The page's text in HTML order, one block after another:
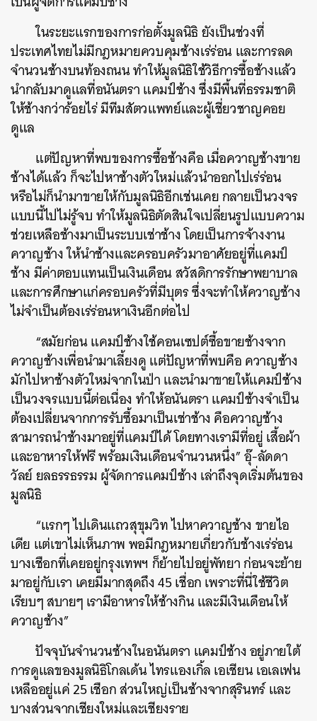
ในระยะแรกของการก่อตั้งมูลนิธิ ยังเป็นช่วงที่
ประเทศไทยไม่มีกฎหมายควบคุมช้างเร่ร่อน และการลด
จำนวนช้างบนท้องถนน ทำให้มูลนิธิใช้วิธีการซื้อช้างแล้ว
นำกลับมาดูแลที่อนันตรา แคมป์ช้าง ซึ่งมีพื้นที่ธรรมชาติ
ให้ช้างกว่าร้อยไร่ มีทีมสัตวแพทย์และผู้เชี่ยวชาญคอย
ดูแล
แต่ปัญหาที่พบของการซื้อช้างคือ เมื่อควาญช้างขาย
ช้างได้แล้ว ก็จะไปหาช้างตัวใหม่แล้วนำออกไปเร่ร่อน
หรือไม่ก็นำมาขายให้กับมูลนิธิอีกเช่นเคย กลายเป็นวงจร
แบบนี้ไปไม่รู้จบ ทำให้มูลนิธิตัดสินใจเปลี่ยนรูปแบบความ
ช่วยเหลือช้างมาเป็นระบบเช่าช้าง โดยเป็นการจ้างงาน
ควาญช้าง ให้นำช้างและครอบครัวมาอาศัยอยู่ที่แคมป์
ช้าง มีค่าตอบแทนเป็นเงินเดือน สวัสดิการรักษาพยาบาล
และการศึกษาแก่ครอบครัวที่มีบุตร ซึ่งจะทำให้ควาญช้าง
ไม่จำเป็นต้องเร่ร่อนหาเงินอีกต่อไป
“สมัยก่อน แคมป์ช้างใช้คอนเซปต์ซื้อขายช้างจาก
ควาญช้างเพื่อนำมาเลี้ยงดู แต่ปัญหาที่พบคือ ควาญช้าง
มักไปหาช้างตัวใหม่จากในป่า และนำมาขายให้แคมป์ช้าง
เป็นวงจรแบบนี้ต่อเนื่อง ทำให้อนันตรา แคมป์ช้างจำเป็น
ต้องเปลี่ยนจากการรับซื้อมาเป็นเช่าช้าง คือควาญช้าง
สามารถนำช้างมาอยู่ที่แคมป์ได้ โดยทางเรามีที่อยู่ เสื้อผ้า
และอาหารให้ฟรี พร้อมเงินเดือนจำนวนหนึ่ง” อุ๊-ลัดดา
วัลย์ ยลธรรธรรม ผู้จัดการแคมป์ช้าง เล่าถึงจุดเริ่มต้นของ
มูลนิธิ
“แรกๆ ไปเดินแถวสุขุมวิท ไปหาควาญช้าง ขายไอ
เดีย แต่เขาไม่เห็นภาพ พอมีกฎหมายเกี่ยวกับช้างเร่ร่อน
บางเชือกที่เคยอยู่กรุงเทพฯ ก็ย้ายไปอยู่พัทยา ก่อนจะย้าย
มาอยู่กับเรา เคยมีมากสุดถึง 45 เชื่อก เพราะที่นี่ใช้ชีวิต
เรียบๆ สบายๆ เรามีอาหารให้ช้างกิน และมีเงินเดือนให้
ควาญช้าง”
ปัจจุบันจำนวนช้างในอนันตรา แคมป์ช้าง อยู่ภายใต้
การดูแลของมูลนิธิโกลเด้น ไทรแองเกิ้ล เอเชียน เอเลเฟน
เหลืออยู่แค่ 25 เชือก ส่วนใหญ่เป็นช้างจากสุรินทร์ และ
บางส่วนจากเชียงใหม่และเชียงราย